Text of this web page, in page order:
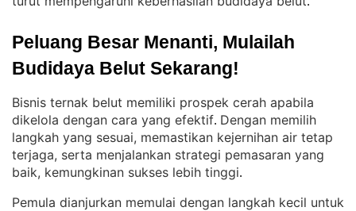
Peluang Besar Menanti, Mulailah
Budidaya Belut Sekarang!
Bisnis ternak belut memiliki prospek cerah apabila
dikelola dengan cara yang efektif. Dengan memilih
langkah yang sesuai, memastikan kejernihan air tetap
terjaga, serta menjalankan strategi pemasaran yang
baik, kemungkinan sukses lebih tinggi.
Pemula dianjurkan memulai dengan langkah kecil untuk